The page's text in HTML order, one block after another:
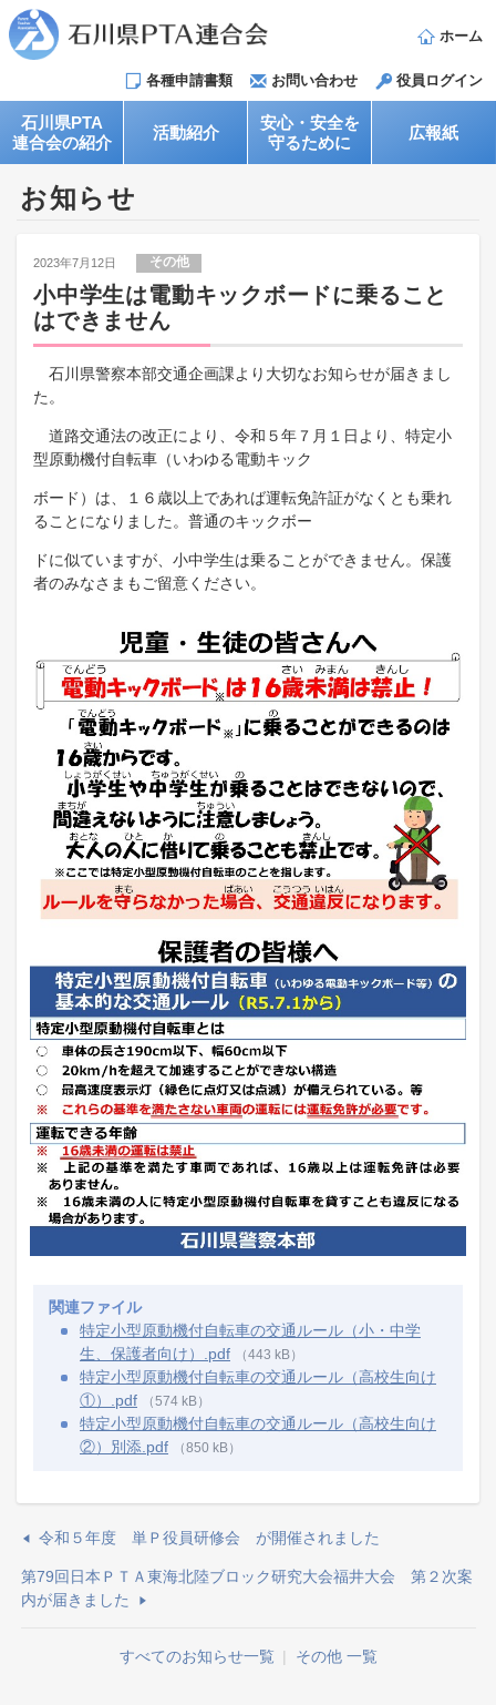
ホーム
各種申請書類 お問い合わせ 役員ログイン
石川県PTA
連合会の紹介
活動紹介
安心・安全を
守るために
広報紙
お知らせ
2023年7月12日 その他
小中学生は電動キックボードに乗ること
はできません
石川県警察本部交通企画課より大切なお知らせが届きまし
た。
道路交通法の改正により、令和５年７月１日より、特定小
型原動機付自転車（いわゆる電動キック
ボード）は、１６歳以上であれば運転免許証がなくとも乗れ
ることになりました。普通のキックボー
ドに似ていますが、小中学生は乗ることができません。保護
者のみなさまもご留意ください。
関連ファイル
特定小型原動機付自転車の交通ルール（小・中学
生、保護者向け）.pdf
（443 kB）
特定小型原動機付自転車の交通ルール（高校生向け
①）.pdf
（574 kB）
特定小型原動機付自転車の交通ルール（高校生向け
②）別添.pdf
（850 kB）
令和５年度 単Ｐ役員研修会 が開催されました
第79回日本ＰＴＡ東海北陸ブロック研究大会福井大会 第２次案
内が届きました
すべてのお知らせ一覧 | その他 一覧